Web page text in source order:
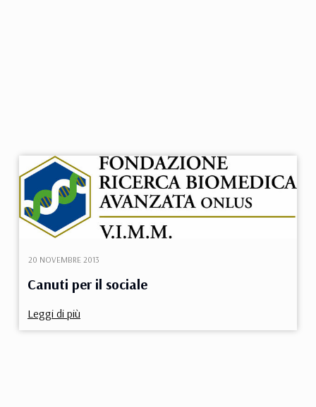
Canuti per il sociale
20 NOVEMBRE 2013
Leggi di più